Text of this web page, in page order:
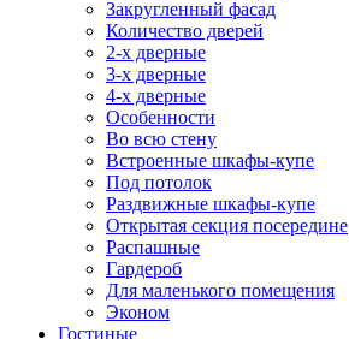
Закругленный фасад
Количество дверей
2-х дверные
3-х дверные
4-х дверные
Особенности
Во всю стену
Встроенные шкафы-купе
Под потолок
Раздвижные шкафы-купе
Открытая секция посередине
Распашные
Гардероб
Для маленького помещения
Эконом
Гостиные